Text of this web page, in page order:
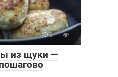
0
из щуки —